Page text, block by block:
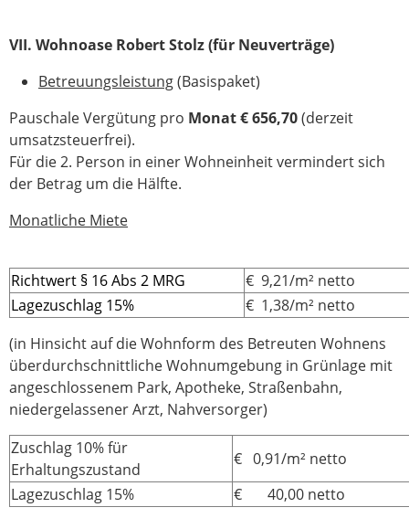
VII. Wohnoase Robert Stolz (für Neuverträge)
Betreuungsleistung(Basispaket)
Pauschale Vergütung pro Monat € 656,70(derzeit
umsatzsteuerfrei).
Für die 2. Person in einer Wohneinheit vermindert sich
der Betrag um die Hälfte.
Monatliche Miete
Richtwert § 16 Abs 2 MRG
€ 9,21/m² netto
Lagezuschlag 15%
€ 1,38/m² netto
(in Hinsicht auf die Wohnform des Betreuten Wohnens
überdurchschnittliche Wohnumgebung in Grünlage mit
angeschlossenem Park, Apotheke, Straßenbahn,
niedergelassener Arzt, Nahversorger)
Zuschlag 10% für
Erhaltungszustand
€ 0,91/m² netto
Lagezuschlag 15%
€ 40,00 netto